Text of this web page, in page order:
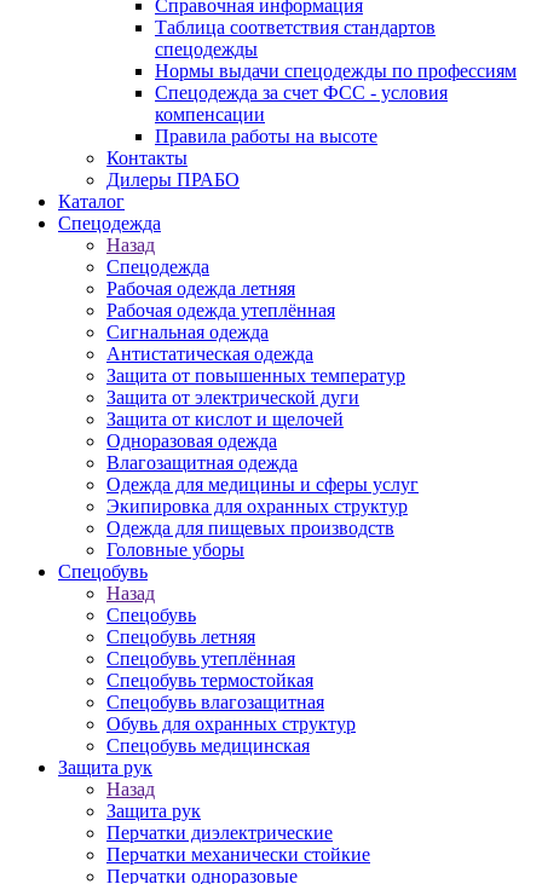
Справочная информация
Таблица соответствия стандартов
спецодежды
Нормы выдачи спецодежды по профессиям
Спецодежда за счет ФСС - условия
компенсации
Правила работы на высоте
Контакты
Дилеры ПРАБО
Каталог
Спецодежда
Назад
Спецодежда
Рабочая одежда летняя
Рабочая одежда утеплённая
Сигнальная одежда
Антистатическая одежда
Защита от повышенных температур
Защита от электрической дуги
Защита от кислот и щелочей
Одноразовая одежда
Влагозащитная одежда
Одежда для медицины и сферы услуг
Экипировка для охранных структур
Одежда для пищевых производств
Головные уборы
Спецобувь
Назад
Спецобувь
Спецобувь летняя
Спецобувь утеплённая
Спецобувь термостойкая
Спецобувь влагозащитная
Обувь для охранных структур
Спецобувь медицинская
Защита рук
Назад
Защита рук
Перчатки диэлектрические
Перчатки механически стойкие
Перчатки одноразовые